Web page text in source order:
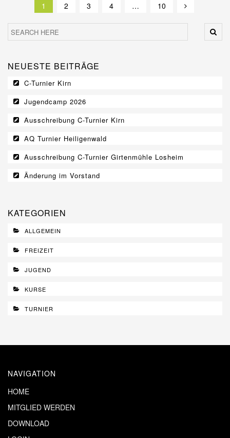
1 2 3 4 … 10
NEUESTE BEITRÄGE
C-Turnier Kirn
Jugendcamp 2026
Ausschreibung C-Turnier Kirn
AQ Turnier Heiligenwald
Ausschreibung C-Turnier Girtenmühle Losheim
Änderung im Vorstand
KATEGORIEN
ALLGEMEIN
FREIZEIT
JUGEND
KURSE
TURNIER
NAVIGATION
HOME
MITGLIED WERDEN
DOWNLOAD